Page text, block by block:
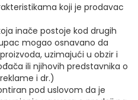
koji je prodavac
inače postoje kod drugih
mogao osnavano da
uzimajući u obzir i
ili njihovih predstavnika o
i dr.)
pod uslovom da je